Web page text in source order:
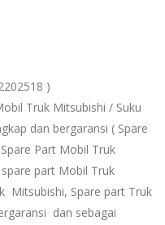
)
Truk Mitsubishi / Suku
dan bergaransi ( Spare
Part Mobil Truk
part Mobil Truk
Mitsubishi, Spare part Truk
dan sebagai